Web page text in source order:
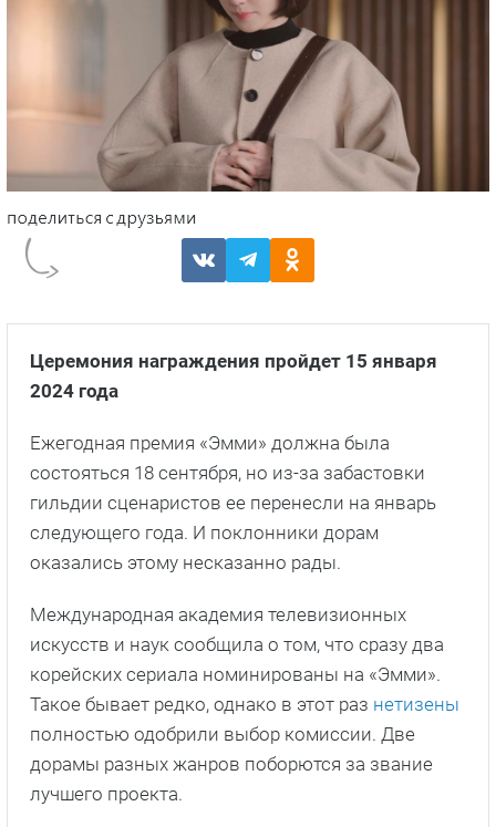
Церемония награждения пройдет 15 января
2024 года
Ежегодная премия «Эмми» должна была
состояться 18 сентября, но из-за забастовки
гильдии сценаристов ее перенесли на январь
следующего года. И поклонники дорам
оказались этому несказанно рады.
Международная академия телевизионных
искусств и наук сообщила о том, что сразу два
корейских сериала номинированы на «Эмми».
Такое бывает редко, однако в этот раз нетизены
полностью одобрили выбор комиссии. Две
дорамы разных жанров поборются за звание
лучшего проекта.